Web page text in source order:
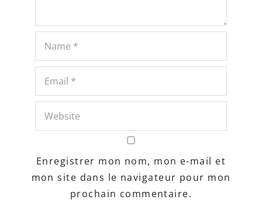
Enregistrer mon nom, mon e-mail et
mon site dans le navigateur pour mon
prochain commentaire.